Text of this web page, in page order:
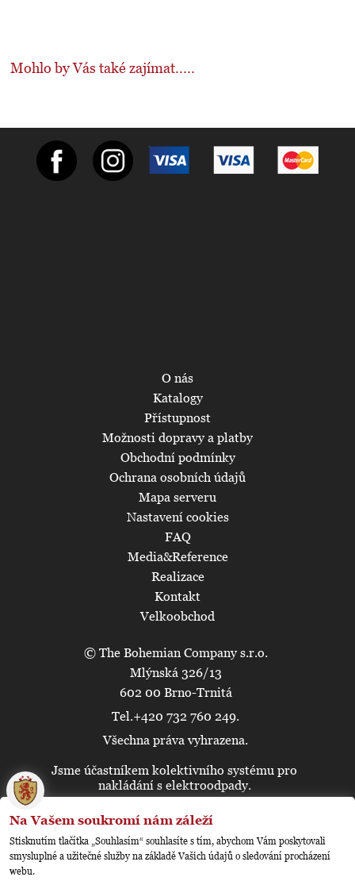
Mohlo by Vás také zajímat.....
© The Bohemian Company s.r.o.
Mlýnská 326/13
602 00 Brno-Trnitá
Tel.+420 732 760 249.
Všechna práva vyhrazena.
O nás
Katalogy
Přístupnost
Možnosti dopravy a platby
Obchodní podmínky
Ochrana osobních údajů
Mapa serveru
Nastavení cookies
FAQ
Media&Reference
Realizace
Kontakt
Velkoobchod
Jsme účastníkem kolektivního systému pro
nakládání s elektroodpady.
🍪
Na Vašem soukromí nám záleží
Stisknutím tlačítka „Souhlasím“ souhlasíte s tím, abychom Vám poskytovali
smysluplné a užitečné služby na základě Vašich údajů o sledování procházení
webu.